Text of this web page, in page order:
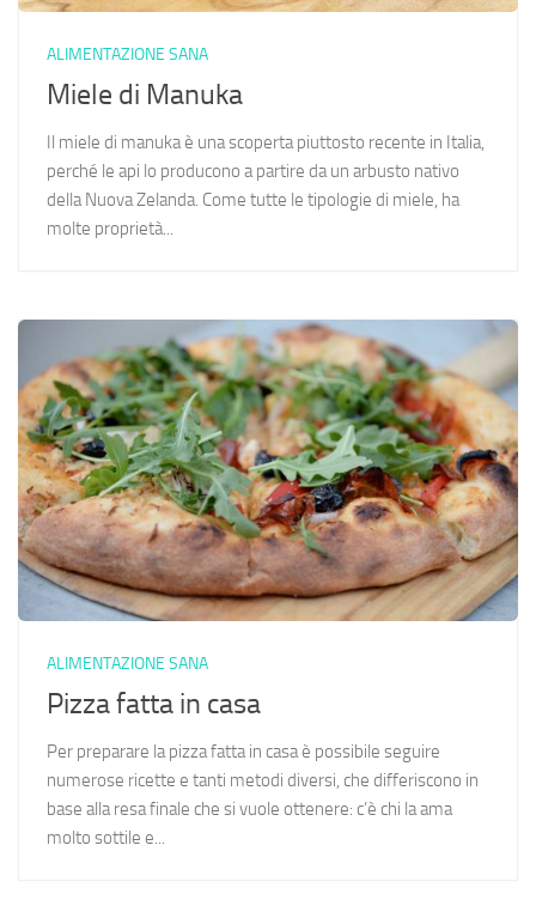
ALIMENTAZIONE SANA
Miele di Manuka
Il miele di manuka è una scoperta piuttosto recente in Italia,
perché le api lo producono a partire da un arbusto nativo
della Nuova Zelanda. Come tutte le tipologie di miele, ha
molte proprietà...
ALIMENTAZIONE SANA
Pizza fatta in casa
Per preparare la pizza fatta in casa è possibile seguire
numerose ricette e tanti metodi diversi, che differiscono in
base alla resa finale che si vuole ottenere: c’è chi la ama
molto sottile e...